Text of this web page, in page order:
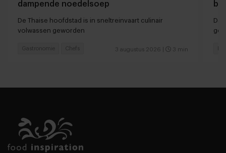
dampende noedelsoep
De Thaise hoofdstad is in sneltreinvaart culinair
volwassen geworden
3 augustus 2026 3 min
Gastronomie Chefs